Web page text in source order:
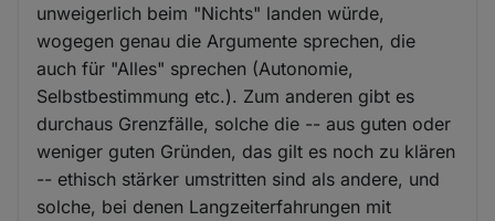
unweigerlich beim "Nichts" landen würde,
wogegen genau die Argumente sprechen, die
auch für "Alles" sprechen (Autonomie,
Selbstbestimmung etc.). Zum anderen gibt es
durchaus Grenzfälle, solche die -- aus guten oder
weniger guten Gründen, das gilt es noch zu klären
-- ethisch stärker umstritten sind als andere, und
solche, bei denen Langzeiterfahrungen mit